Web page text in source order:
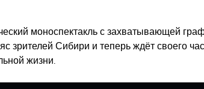
моноспектакль с захватывающей
зрителей Сибири и теперь ждёт своего
жизни.